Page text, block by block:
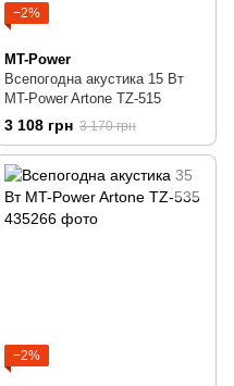
−2%
MT-Power
Всепогодна акустика 15 Вт
MT-Power Artone TZ-515
3 108 грн 3 170 грн
−2%